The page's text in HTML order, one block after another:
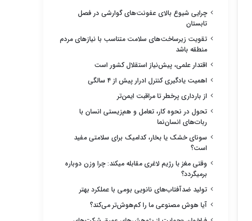
چرایی شیوع بالای عفونت‌های گوارشی در فصل
تابستان
تقویت زیرساخت‌های سلامت متناسب با نیازهای مردم
منطقه باشد
اقتدار علمی، پیش‌نیاز استقلال کشور است
اهمیت یادگیری کنترل ادرار پیش از ۴ سالگی
از بارداری پرخطر تا مراقبت ایمن‌تر
تحول در نحوه کار، تعامل و هم‌زیستی انسان با
ربات‌های انسان‌نما
سونای خشک یا بخار، کدامیک برای سلامتی مفید
است؟
وقتی مغز با رژیم لاغری مقابله میکند: چرا وزن دوباره
برمیگردد؟
تولید ضدآفتاب‌های نانویی بومی با عملکرد بهتر
آیا هوش مصنوعی ما را کم‌هوش‌تر می‌کند؟